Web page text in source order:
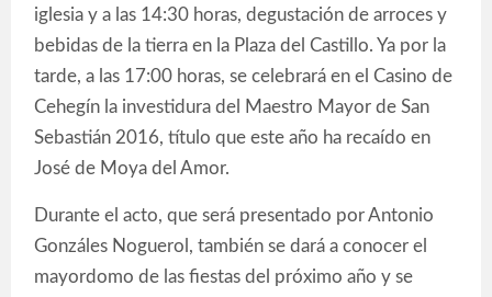
iglesia y a las 14:30 horas, degustación de arroces y
bebidas de la tierra en la Plaza del Castillo. Ya por la
tarde, a las 17:00 horas, se celebrará en el Casino de
Cehegín la investidura del Maestro Mayor de San
Sebastián 2016, título que este año ha recaído en
José de Moya del Amor.
Durante el acto, que será presentado por Antonio
Gonzáles Noguerol, también se dará a conocer el
mayordomo de las fiestas del próximo año y se